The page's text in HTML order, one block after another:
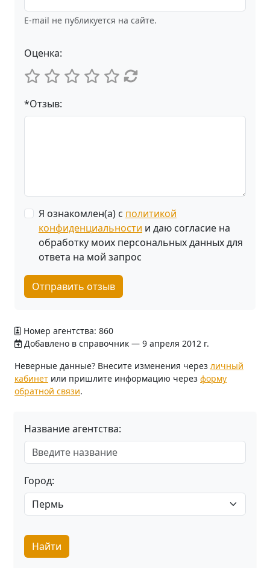
E-mail не публикуется на сайте.
Оценка:
*Отзыв:
Я ознакомлен(а) с политикой
конфиденциальности и даю согласие на
обработку моих персональных данных для
ответа на мой запрос
Отправить отзыв
Номер агентства: 860
Добавлено в справочник — 9 апреля 2012 г.
Неверные данные? Внесите изменения через личный
кабинет или пришлите информацию через форму
обратной связи.
Название агентства:
Город:
Найти